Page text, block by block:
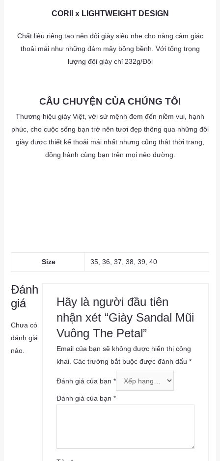
CORII x LIGHTWEIGHT DESIGN
Chất liệu riêng tạo nên đôi giày siêu nhẹ cho nàng cảm giác
thoải mái như những đám mây bồng bềnh. Với tổng trọng
lượng đôi giày chỉ 232g/Đôi
CÂU CHUYỆN CỦA CHÚNG TÔI
Thương hiệu giày Việt, với sứ mệnh đem đến niềm vui, hạnh
phúc, cho cuộc sống bạn trở nên tươi đẹp thông qua những đôi
giày được thiết kế thoải mái nhất nhưng cũng thật thời trang,
đồng hành cùng bạn trên mọi nẻo đường.
Size 35, 36, 37, 38, 39, 40
Đánh
giá
Chưa có
đánh giá
nào.
Hãy là người đầu tiên
nhận xét “Giày Sandal Mũi
Vuông The Petal”
Email của bạn sẽ không được hiển thị công
khai. Các trường bắt buộc được đánh dấu*
Đánh giá của bạn*
Đánh giá của bạn*